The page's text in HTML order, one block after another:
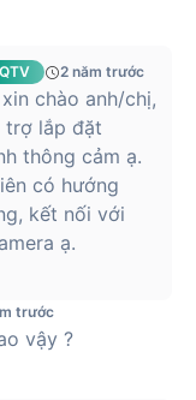
QTV 2 năm trước
chào anh/chị,
trợ lắp đặt
thông cảm ạ.
có hướng
kết nối với
ạ.
trước
vậy ?